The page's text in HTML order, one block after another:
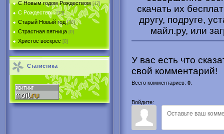
C Новым годом Рождеством [17]
С Рождеством [73]
Старый Новый год [30]
Страстная пятница [0]
Христоc воскрес [0]
Статистика
скачать их
другу, подруге,
майл.ру, или
У вас есть что
свой комментарий!
Всего комментариев: 0
Войдите: